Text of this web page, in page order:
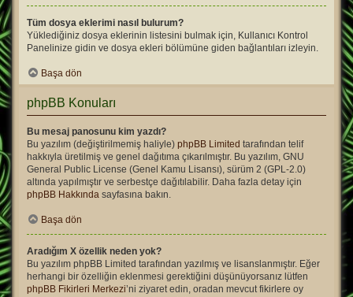
Tüm dosya eklerimi nasıl bulurum?
Yüklediğiniz dosya eklerinin listesini bulmak için, Kullanıcı Kontrol
Panelinize gidin ve dosya ekleri bölümüne giden bağlantıları izleyin.
Başa dön
phpBB Konuları
Bu mesaj panosunu kim yazdı?
Bu yazılım (değiştirilmemiş haliyle) phpBB Limited tarafından telif
hakkıyla üretilmiş ve genel dağıtıma çıkarılmıştır. Bu yazılım, GNU
General Public License (Genel Kamu Lisansı), sürüm 2 (GPL-2.0)
altında yapılmıştır ve serbestçe dağıtılabilir. Daha fazla detay için
phpBB Hakkında sayfasına bakın.
Başa dön
Aradığım X özellik neden yok?
Bu yazılım phpBB Limited tarafından yazılmış ve lisanslanmıştır. Eğer
herhangi bir özelliğin eklenmesi gerektiğini düşünüyorsanız lütfen
phpBB Fikirleri Merkezi’ni ziyaret edin, oradan mevcut fikirlere oy